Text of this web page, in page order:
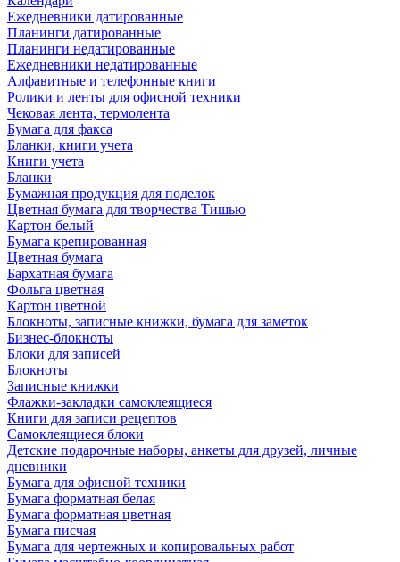
Ежедневники датированные
Планинги датированные
Планинги недатированные
Ежедневники недатированные
Алфавитные и телефонные книги
Ролики и ленты для офисной техники
Чековая лента, термолента
Бумага для факса
Бланки, книги учета
Книги учета
Бланки
Бумажная продукция для поделок
Цветная бумага для творчества Тишью
Картон белый
Бумага крепированная
Цветная бумага
Бархатная бумага
Фольга цветная
Картон цветной
Блокноты, записные книжки, бумага для заметок
Бизнес-блокноты
Блоки для записей
Блокноты
Записные книжки
Флажки-закладки самоклеящиеся
Книги для записи рецептов
Самоклеящиеся блоки
Детские подарочные наборы, анкеты для друзей, личные
дневники
Бумага для офисной техники
Бумага форматная белая
Бумага форматная цветная
Бумага писчая
Бумага для чертежных и копировальных работ